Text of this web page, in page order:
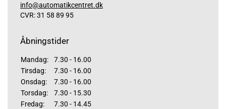
info@automatikcentret.dk
CVR: 31 58 89 95
Åbningstider
Mandag:
7.30 - 16.00
Tirsdag:
7.30 - 16.00
Onsdag:
7.30 - 16.00
Torsdag:
7.30 - 15.30
Fredag:
7.30 - 14.45